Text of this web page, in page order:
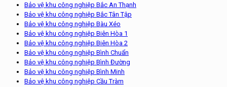
Bảo vệ khu công nghiệp Bắc An Thạnh
Bảo vệ khu công nghiệp Bắc Tân Tập
Bảo vệ khu công nghiệp Bàu Xéo
Bảo vệ khu công nghiệp Biên Hòa 1
Bảo vệ khu công nghiệp Biên Hòa 2
Bảo vệ khu công nghiệp Bình Chuẩn
Bảo vệ khu công nghiệp Bình Đường
Bảo vệ khu công nghiệp Bình Minh
Bảo vệ khu công nghiệp Cầu Tràm